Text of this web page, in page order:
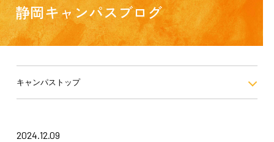
静岡キャンパスブログ
キャンパストップ
2024.12.09